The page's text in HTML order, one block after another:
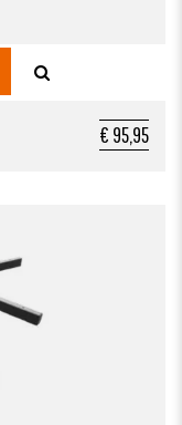
€ 95,95